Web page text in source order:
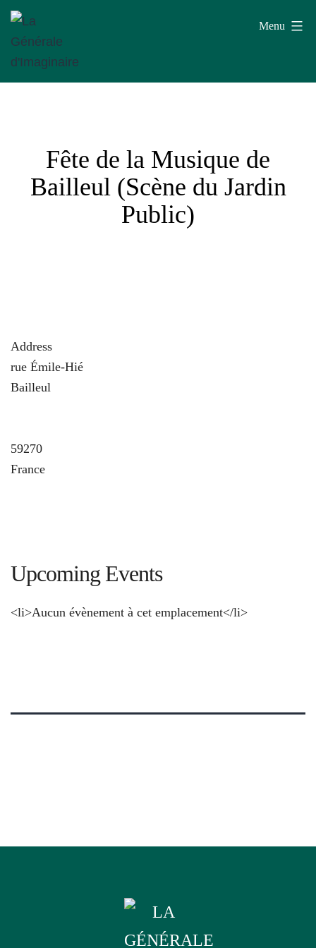
Aller
contenu
Menu
Fête de la Musique de
Bailleul (Scène du Jardin
Public)
Address
rue Émile-Hié
Bailleul
59270
France
Upcoming Events
<li>Aucun évènement à cet emplacement</li>